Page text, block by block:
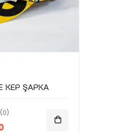
Kep Şapka
(0)